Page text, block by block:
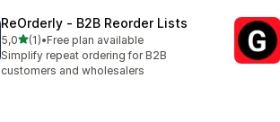
ReOrderly ‑ B2B Reorder Lists
5,05 yıldız üzerinden
(1)
toplam 1 değerlendirme
•Free plan available
Simplify repeat ordering for B2B
customers and wholesalers